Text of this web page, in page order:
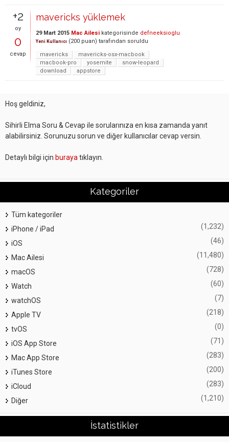
+2
oy
0
cevap
mavericks yüklemek
29 Mart 2015 Mac Ailesi kategorisinde defneeksioglu
Yeni Kullanıcı (200 puan) tarafından soruldu
mavericks
mavericks-osx-macbook
macbook-pro
yosemite
snow-leopard
download
appstore
Hoş geldiniz,
Sihirli Elma Soru & Cevap ile sorularınıza en kısa zamanda yanıt
alabilirsiniz. Sorunuzu sorun ve diğer kullanıcılar cevap versin.
Detaylı bilgi için buraya tıklayın.
Kategoriler
Tüm kategoriler
iPhone / iPad
(1,232)
iOS (46)
Mac Ailesi (11,480)
macOS (728)
Watch (60)
watchOS (7)
Apple TV (218)
tvOS (0)
iOS App Store (71)
Mac App Store (283)
iTunes Store (200)
iCloud (283)
Diğer (1,210)
İstatistikler